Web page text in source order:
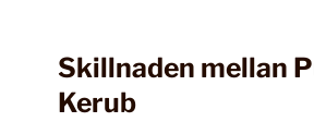
Skillnaden mellan
Kerub